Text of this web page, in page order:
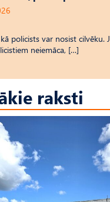
policists var nosist cilvēku.
neiemāca, […]
raksti